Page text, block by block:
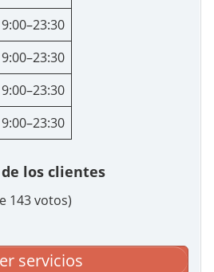
9:00–23:30
9:00–23:30
9:00–23:30
9:00–23:30
los clientes
143 votos)
servicios